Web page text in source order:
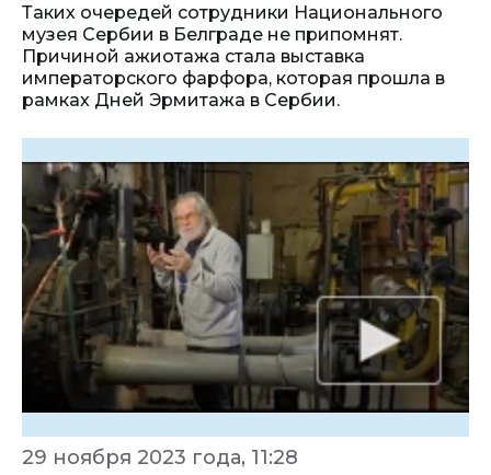
Таких очередей сотрудники Национального
музея Сербии в Белграде не припомнят.
Причиной ажиотажа стала выставка
императорского фарфора, которая прошла в
рамках Дней Эрмитажа в Сербии.
29 ноября 2023 года, 11:28